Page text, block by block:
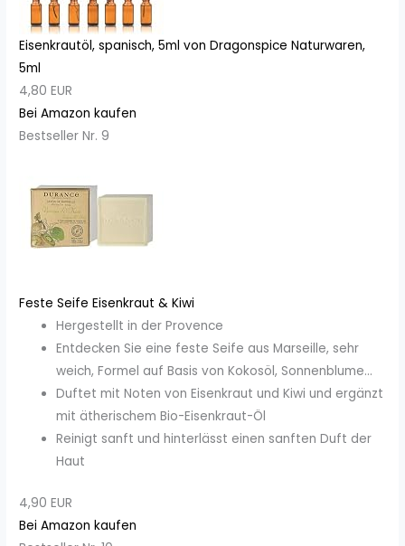
Eisenkrautöl, spanisch, 5ml von Dragonspice Naturwaren,
5ml
4,80 EUR
Bei Amazon kaufen
Bestseller Nr. 9
Feste Seife Eisenkraut & Kiwi
Hergestellt in der Provence
Entdecken Sie eine feste Seife aus Marseille, sehr
weich, Formel auf Basis von Kokosöl, Sonnenblume...
Duftet mit Noten von Eisenkraut und Kiwi und ergänzt
mit ätherischem Bio-Eisenkraut-Öl
Reinigt sanft und hinterlässt einen sanften Duft der
Haut
4,90 EUR
Bei Amazon kaufen